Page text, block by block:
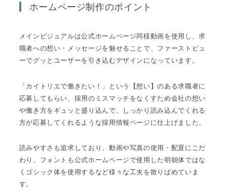
ホームページ制作のポイント
メインビジュアルは公式ホームページ同様動画を使用し、求
職者への想い・メッセージを魅せることで、ファーストビュ
ーでグッとユーザーを引き込むデザインになっています。
「カイトリエで働きたい！」という【想い】のある求職者に
応募してもらい、採用のミスマッチをなくすため会社の想い
や働き方をギュッと盛り込んで、しっかり読み込んでくれる
方が応募してくれるような採用情報ページに仕上げました。
読みやすさも追求しており、動画や写真の使用・配置にこだ
わり、フォントも公式ホームページで使用した明朝体ではな
くゴシック体を使用するなど様々な工夫を散りばめていま
す。